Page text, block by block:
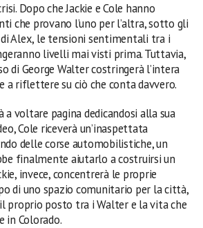
Dopo che Jackie e Cole hanno
che provano l’uno per l’altra, sotto gli
Alex, le tensioni sentimentali tra i
livelli mai visti prima. Tuttavia,
di George Walter costringerà l’intera
a riflettere su ciò che conta davvero.
voltare pagina dedicandosi alla sua
Cole riceverà un’inaspettata
delle corse automobilistiche, un
finalmente aiutarlo a costruirsi un
invece, concentrerà le proprie
di uno spazio comunitario per la città,
proprio posto tra i Walter e la vita che
in Colorado.